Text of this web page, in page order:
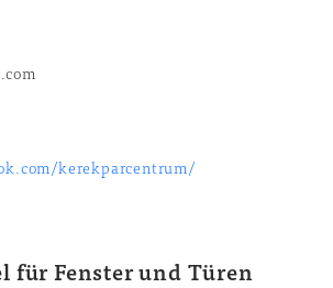
kerekparcentrum/
für Fenster und Türen